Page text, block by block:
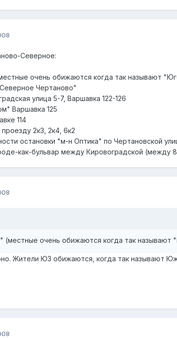
Северное:
очень обижаются когда так называют
Чертаново"
улица 5-7, Варшавка 122-126
Варшавка 125
114
2к3, 2к4, 6к2
остановки "м-н Оптика" по Чертановской
как-бульвар между Кировоградской (между
очень обижаются когда так называют
Жители ЮЗ обижаются, когда так называют